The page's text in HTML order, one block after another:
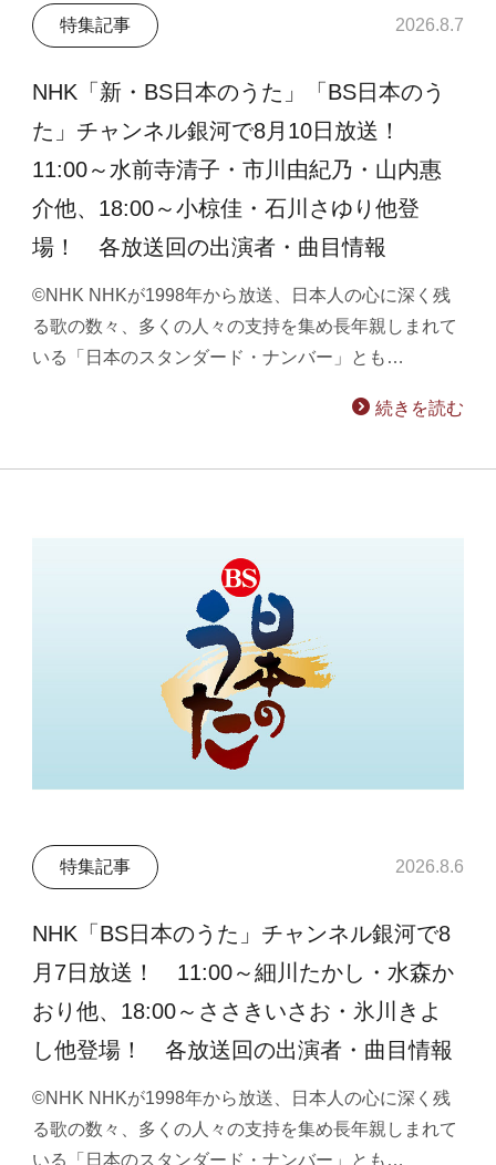
特集記事 2026.8.7
NHK「新・BS日本のうた」「BS日本のう
た」チャンネル銀河で8月10日放送！
11:00～水前寺清子・市川由紀乃・山内惠
介他、18:00～小椋佳・石川さゆり他登
場！ 各放送回の出演者・曲目情報
©NHK NHKが1998年から放送、日本人の心に深く残
る歌の数々、多くの人々の支持を集め長年親しまれて
いる「日本のスタンダード・ナンバー」とも…
続きを読む
特集記事 2026.8.6
NHK「BS日本のうた」チャンネル銀河で8
月7日放送！ 11:00～細川たかし・水森か
おり他、18:00～ささきいさお・氷川きよ
し他登場！ 各放送回の出演者・曲目情報
©NHK NHKが1998年から放送、日本人の心に深く残
る歌の数々、多くの人々の支持を集め長年親しまれて
いる「日本のスタンダード・ナンバー」とも…